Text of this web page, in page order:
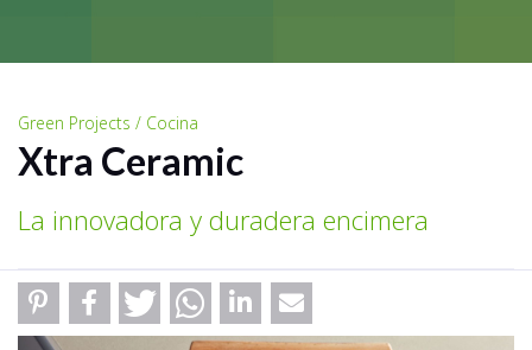
Green Projects / Cocina
Xtra Ceramic
La innovadora y duradera encimera